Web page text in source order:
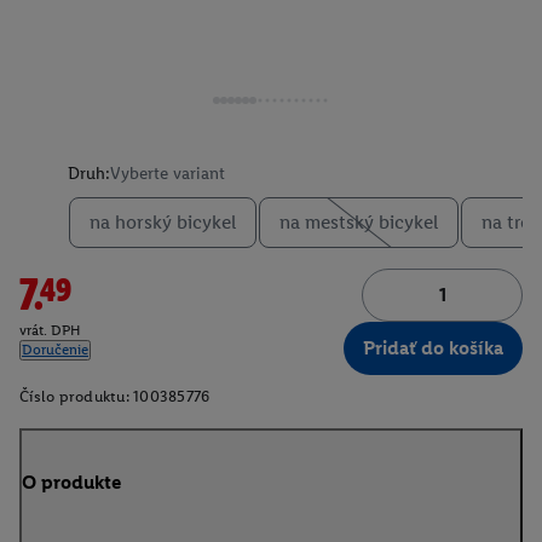
Druh:Vyberte variant
na horský bicykel na mestský bicykel na
7.49
vrát. DPH
Doručenie
Pridať do košíka
Číslo produktu: 100385776
O produkte